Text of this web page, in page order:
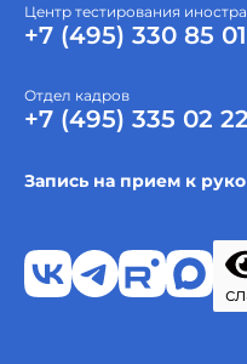
Центр тестирования
+7 (495) 330 85 01
Отдел кадров
+7 (495) 335 02 22
Запись на прием к